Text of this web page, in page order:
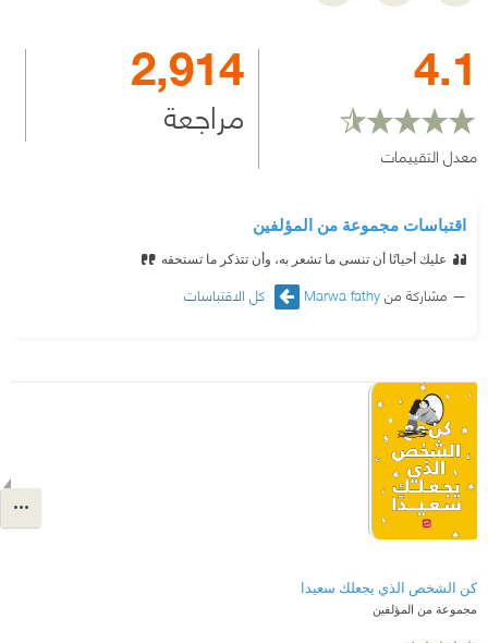
4.1
معدل التقييمات
2,914
مراجعة
اقتباسات مجموعة من المؤلفين
عليك أحيانًا أن تنسى ما تشعر به، وأن تتذكر ما تستحقه
مشاركة منMarwa fathy كل الاقتباسات
كن الشخص الذي يجعلك سعيدا
مجموعة من المؤلفين